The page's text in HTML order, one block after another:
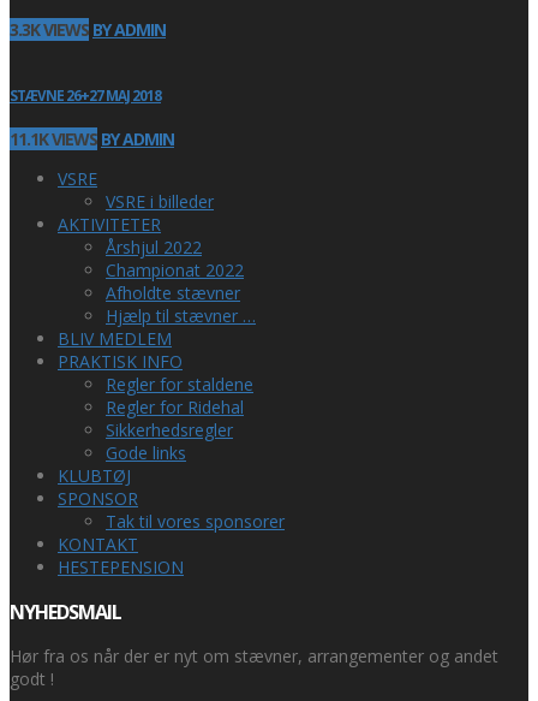
3.3K VIEWS BY ADMIN
STÆVNE 26+27 MAJ 2018
11.1K VIEWS BY ADMIN
VSRE
VSRE i billeder
AKTIVITETER
Årshjul 2022
Championat 2022
Afholdte stævner
Hjælp til stævner …
BLIV MEDLEM
PRAKTISK INFO
Regler for staldene
Regler for Ridehal
Sikkerhedsregler
Gode links
KLUBTØJ
SPONSOR
Tak til vores sponsorer
KONTAKT
HESTEPENSION
NYHEDSMAIL
Hør fra os når der er nyt om stævner, arrangementer og andet
godt !